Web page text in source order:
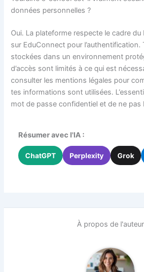
données personnelles ?
Oui. La plateforme respecte le cadre du
sur EduConnect pour
stockées dans un environnement
d’accès sont limités à ce qui est
consulter les mentions légales pour
tes informations sont utilisées.
mot de passe confidentiel et de ne pas
Résumer avec l'IA :
ChatGPT Perplexity Grok
À propos de l'auteur